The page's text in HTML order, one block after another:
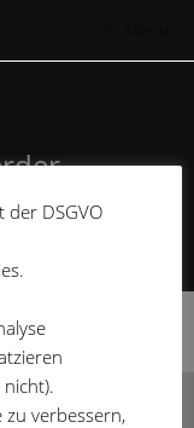
der DSGVO
zu verbessern,